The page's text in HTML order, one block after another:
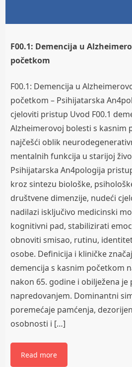
F00.1: Demencija u
početkom
F00.1: Demencija u
početkom – Psihijatarska
cjeloviti pristup Uvod F00.1
Alzheimerovoj bolesti s kasnim
najčešći oblik
mentalnih funkcija u starijoj
Psihijatarska An4pologija
kroz sintezu biološke,
društvene dimenzije, nudeći
nadilazi isključivo medicinski
kognitivni pad, stabilizirati
obnoviti smisao, rutinu,
osobe. Definicija i kliničke
demencija s kasnim početkom
nakon 65. godine i obilježena
napredovanjem. Dominantni
poremećaje pamćenja,
osobnosti i […]
Read more